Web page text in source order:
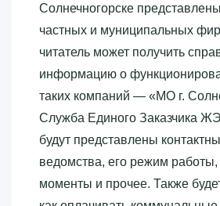
Солнечногорске
частных и муниципальных
читатель может получить
информацию о
таких компаний — «‎МО г.
Служба Единого Заказчика
будут представлены
ведомства, его режим
моменты и прочее. Также